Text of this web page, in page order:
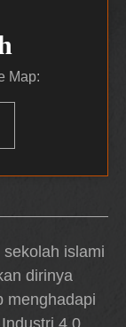
sekolah islami
dirinya
menghadapi
Map: